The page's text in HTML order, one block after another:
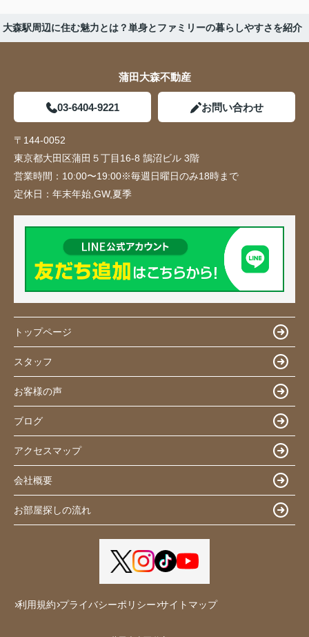
大森駅周辺に住む魅力とは？単身とファミリーの暮らしやすさを紹介
蒲田大森不動産
03-6404-9221 お問い合わせ
〒144-0052
東京都大田区蒲田５丁目16-8 鵠沼ビル 3階
営業時間： 10:00〜19:00※毎週日曜日のみ18時まで
定休日： 年末年始,GW,夏季
トップページ
スタッフ
お客様の声
ブログ
アクセスマップ
会社概要
お部屋探しの流れ
利用規約 プライバシーポリシー サイトマップ